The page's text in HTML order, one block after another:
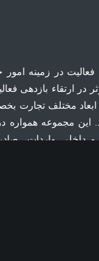
فعالیت در زمینه
در ارتقاء بازدهی
ابعاد مختلف تجارت
این مجموعه همواره
داخلی واردات،